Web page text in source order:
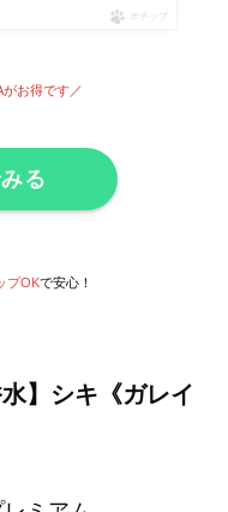
ポチップ
がお得です ／
る
プOKで安心！
】シキ《ガレイ